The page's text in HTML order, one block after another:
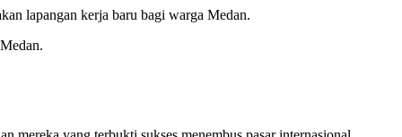
lapangan kerja baru bagi warga Medan.